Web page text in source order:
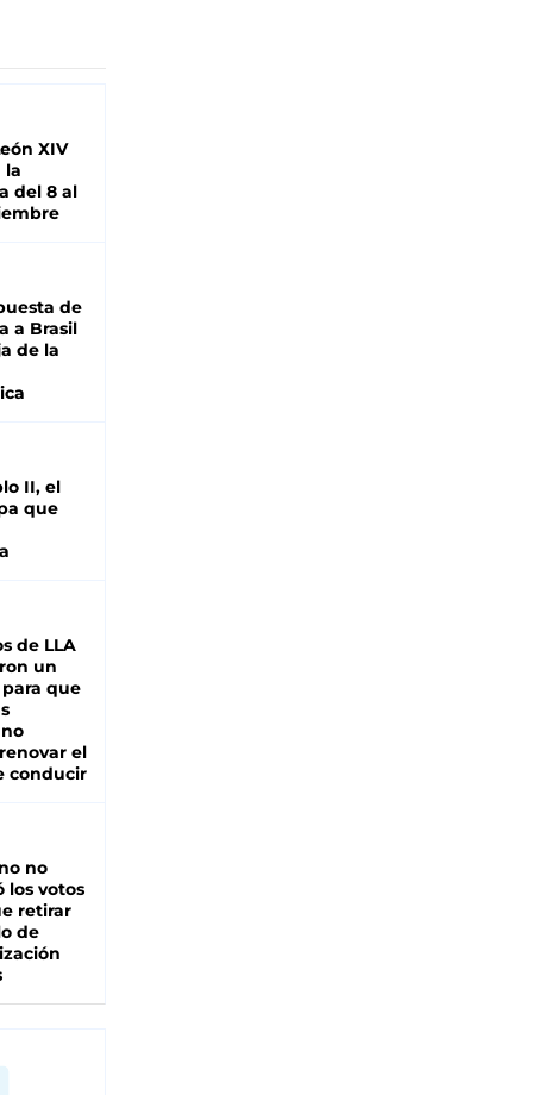
XIV
la
del 8 al
de
a Brasil
de la
II, el
que
de LLA
un
que
el
conducir
no
los votos
retirar
de